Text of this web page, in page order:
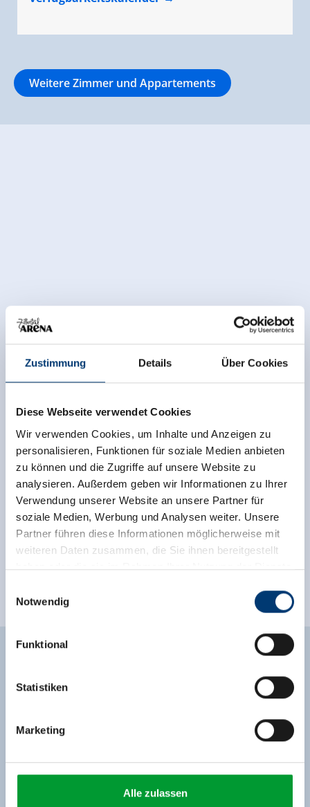
Zustimmung Details Über Cookies
Diese Webseite verwendet Cookies
Wir verwenden Cookies, um Inhalte und Anzeigen zu
personalisieren, Funktionen für soziale Medien anbieten
zu können und die Zugriffe auf unsere Website zu
analysieren. Außerdem geben wir Informationen zu Ihrer
Verwendung unserer Website an unsere Partner für
soziale Medien, Werbung und Analysen weiter. Unsere
Partner führen diese Informationen möglicherweise mit
weiteren Daten zusammen, die Sie ihnen bereitgestellt
haben oder die sie im Rahmen Ihrer Nutzung der Dienste
Rohr 23// A-6280 Zell am Ziller
www.zillertalarena.com
Notwendig
Funktional
Statistiken
Marketing
Alle zulassen
Weitere Zimmer und Appartements
Ausstattung der Unterkunft
🜉WLAN 🔮 Haustiere erlaubt
weitere Ausstattungsmerkmale
Lage
Ruhige Lage
Unverbindliche Anfrage